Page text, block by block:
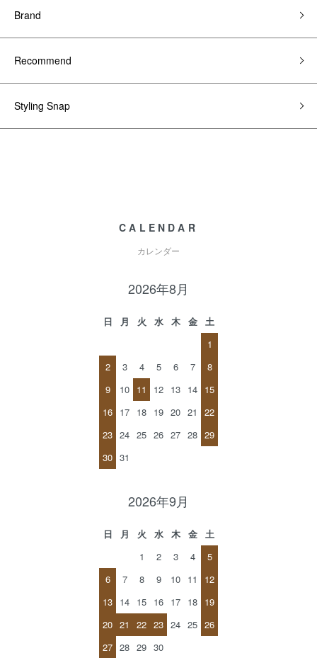
Brand
Recommend
Styling Snap
CALENDAR
カレンダー
2026年8月
日 月 火 水 木 金
土
1
2
3 4 5 6 7
8
9
10 11 12 13 14 15
16 17 18 19 20 21
22
23 24 25 26 27 28 29
30 31
2026年9月
日 月 火 水 木 金
土
1
2 3 4
5
6
7 8 9 10 11
12
13 14 15 16 17 18 19
20 21 22 23 24 25 26
27 28 29 30